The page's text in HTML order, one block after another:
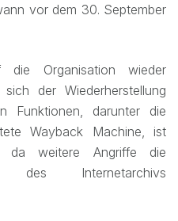
vor dem 30. September
Organisation wieder
der Wiederherstellung
Funktionen, darunter die
Wayback Machine, ist
da weitere Angriffe die
des Internetarchivs